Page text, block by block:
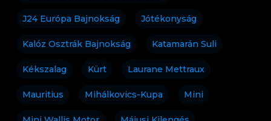
J24 Európa Bajnokság Jótékonyság
Kalóz Osztrák Bajnokság Katamarán Suli
Kékszalag Kürt Laurane Mettraux
Mauritius Mihálkovics-Kupa Mini